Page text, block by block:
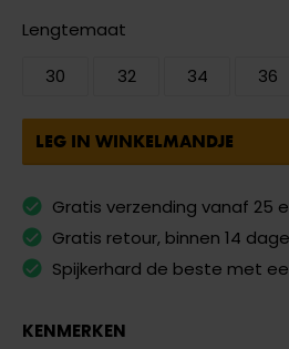
Lengtemaat
30
32 34 36
LEG IN WINKELMANDJE
Gratis verzending vanaf 25
Gratis retour, binnen 14
Spijkerhard de beste met
KENMERKEN